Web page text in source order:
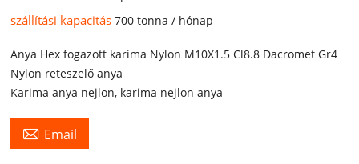
szállítási kapacitás700 tonna / hónap
Anya Hex fogazott karima Nylon M10X1.5 Cl8.8 Dacromet Gr4
Nylon reteszelő anya
Karima anya nejlon, karima nejlon anya
 Email